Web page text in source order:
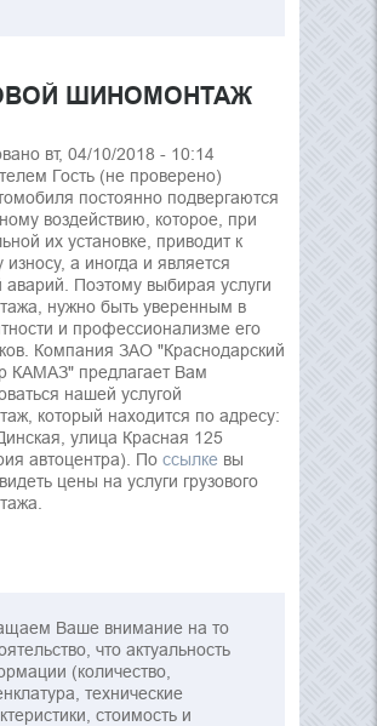
ШИНОМОНТАЖ
вт, 04/10/2018 - 10:14
Гость (не проверено)
постоянно подвергаются
воздействию, которое, при
их установке, приводит к
а иногда и является
аварий. Поэтому выбирая услуги
нужно быть уверенным в
и профессионализме его
Компания ЗАО "Краснодарский
КАМАЗ" предлагает Вам
нашей услугой
который находится по адресу:
улица Красная 125
автоцентра). По ссылке вы
цены на услуги грузового
Ваше внимание на то
что актуальность
(количество,
технические
стоимость и